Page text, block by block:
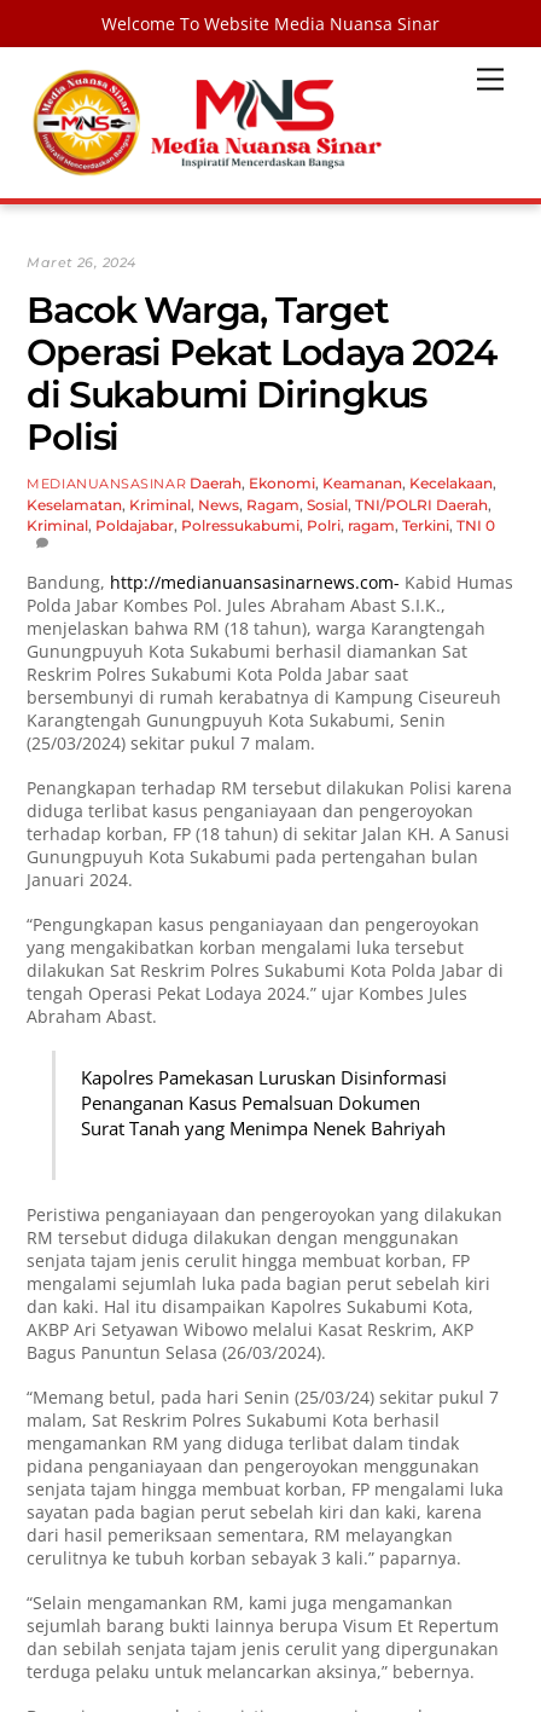
Welcome To Website Media Nuansa Sinar
content
Maret 26, 2024
Bacok Warga, Target
Operasi Pekat Lodaya 2024
di Sukabumi Diringkus
Polisi
MEDIANUANSASINAR Daerah, Ekonomi, Keamanan, Kecelakaan,
Keselamatan, Kriminal, News, Ragam,Sosial,TNI/POLRI Daerah,
Kriminal, Poldajabar, Polressukabumi, Polri, ragam,Terkini,TNI 0
Bandung, http://medianuansasinarnews.com- Kabid Humas
Polda Jabar Kombes Pol. Jules Abraham Abast S.I.K.,
menjelaskan bahwa RM (18 tahun), warga Karangtengah
Gunungpuyuh Kota Sukabumi berhasil diamankan Sat
Reskrim Polres Sukabumi Kota Polda Jabar saat
bersembunyi di rumah kerabatnya di Kampung Ciseureuh
Karangtengah Gunungpuyuh Kota Sukabumi, Senin
(25/03/2024) sekitar pukul 7 malam.
Penangkapan terhadap RM tersebut dilakukan Polisi karena
diduga terlibat kasus penganiayaan dan pengeroyokan
terhadap korban, FP (18 tahun) di sekitar Jalan KH. A Sanusi
Gunungpuyuh Kota Sukabumi pada pertengahan bulan
Januari 2024.
“Pengungkapan kasus penganiayaan dan pengeroyokan
yang mengakibatkan korban mengalami luka tersebut
dilakukan Sat Reskrim Polres Sukabumi Kota Polda Jabar di
tengah Operasi Pekat Lodaya 2024.” ujar Kombes Jules
Abraham Abast.
Kapolres Pamekasan Luruskan Disinformasi
Penanganan Kasus Pemalsuan Dokumen
Surat Tanah yang Menimpa Nenek Bahriyah
Peristiwa penganiayaan dan pengeroyokan yang dilakukan
RM tersebut diduga dilakukan dengan menggunakan
senjata tajam jenis cerulit hingga membuat korban, FP
mengalami sejumlah luka pada bagian perut sebelah kiri
dan kaki. Hal itu disampaikan Kapolres Sukabumi Kota,
AKBP Ari Setyawan Wibowo melalui Kasat Reskrim, AKP
Bagus Panuntun Selasa (26/03/2024).
“Memang betul, pada hari Senin (25/03/24) sekitar pukul 7
malam, Sat Reskrim Polres Sukabumi Kota berhasil
mengamankan RM yang diduga terlibat dalam tindak
pidana penganiayaan dan pengeroyokan menggunakan
senjata tajam hingga membuat korban, FP mengalami luka
sayatan pada bagian perut sebelah kiri dan kaki, karena
dari hasil pemeriksaan sementara, RM melayangkan
cerulitnya ke tubuh korban sebayak 3 kali.” paparnya.
“Selain mengamankan RM, kami juga mengamankan
sejumlah barang bukti lainnya berupa Visum Et Repertum
dan sebilah senjata tajam jenis cerulit yang dipergunakan
terduga pelaku untuk melancarkan aksinya,” bebernya.